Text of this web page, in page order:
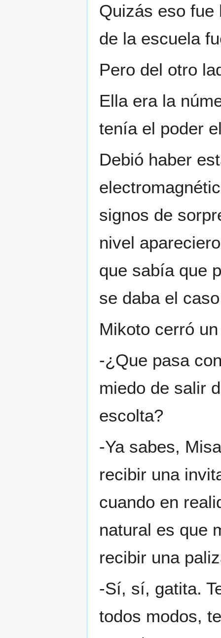
Quizás eso fue
de la escuela
Pero del otro
Ella era la
tenía el poder
Debió haber
signos de
nivel
que sabía que
se daba el
Mikoto cerró
-¿Que pasa
miedo de salir
escolta?
-Ya sabes,
recibir una
cuando en
natural es que
recibir una
-Sí, sí, gatita.
todos modos,